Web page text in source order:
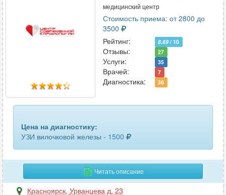
периферических лимфоузлов
периферических нервов
плечевого сплетения
поджелудочной железы
подчелюстных лимфоузлов 2
полового члена
медицинский центр
Стоимость приема: от 2800 до
3500
Рейтинг:
8.69 / 10
Отзывы: 27
Услуги: 35
Врачей: 7
Диагностика: 36
Цена на диагностику:
УЗИ вилочковой железы - 1500
Читать описание
Красноярск, Урванцева д. 23